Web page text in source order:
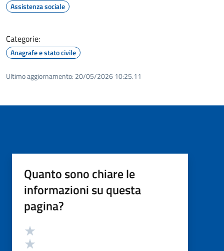
Assistenza sociale
Categorie:
Anagrafe e stato civile
Ultimo aggiornamento: 20/05/2026 10:25.11
Quanto sono chiare le
informazioni su questa
pagina?
Valutazione